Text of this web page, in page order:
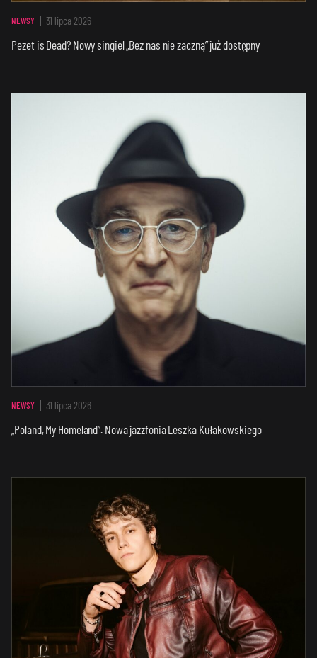
NEWSY 31 lipca 2026
Pezet is Dead? Nowy singiel „Bez nas nie zaczną” już dostępny
NEWSY 31 lipca 2026
„Poland, My Homeland”. Nowa jazzfonia Leszka Kułakowskiego